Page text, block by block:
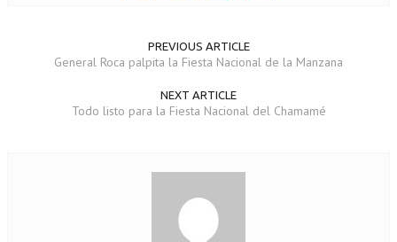
PREVIOUS ARTICLE
General Roca palpita la Fiesta Nacional de la Manzana
NEXT ARTICLE
Todo listo para la Fiesta Nacional del Chamamé